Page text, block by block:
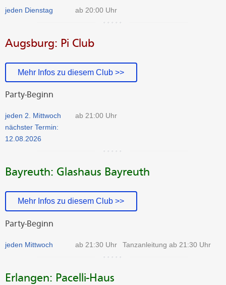
jeden Dienstag ab 20:00 Uhr
Augsburg: Pi Club
Mehr Infos zu diesem Club >>
Party-Beginn
jeden 2. Mittwoch
nächster Termin:
12.08.2026
ab 21:00 Uhr
Bayreuth: Glashaus Bayreuth
Mehr Infos zu diesem Club >>
Party-Beginn
jeden Mittwoch ab 21:30 Uhr Tanzanleitung ab 21:30 Uhr
Erlangen: Pacelli-Haus